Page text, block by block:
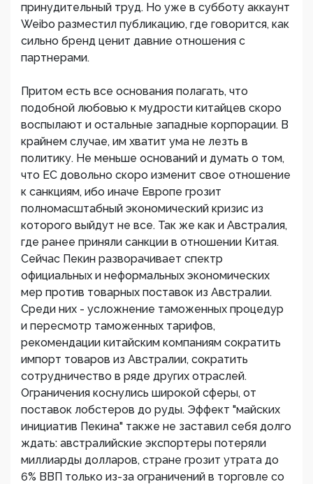
принудительный труд. Но уже в субботу аккаунт
Weibo разместил публикацию, где говорится, как
сильно бренд ценит давние отношения с
партнерами.
Притом есть все основания полагать, что
подобной любовью к мудрости китайцев скоро
воспылают и остальные западные корпорации. В
крайнем случае, им хватит ума не лезть в
политику. Не меньше оснований и думать о том,
что ЕС довольно скоро изменит свое отношение
к санкциям, ибо иначе Европе грозит
полномасштабный экономический кризис из
которого выйдут не все. Так же как и Австралия,
где ранее приняли санкции в отношении Китая.
Сейчас Пекин разворачивает спектр
официальных и неформальных экономических
мер против товарных поставок из Австралии.
Среди них - усложнение таможенных процедур
и пересмотр таможенных тарифов,
рекомендации китайским компаниям сократить
импорт товаров из Австралии, сократить
сотрудничество в ряде других отраслей.
Ограничения коснулись широкой сферы, от
поставок лобстеров до руды. Эффект "майских
инициатив Пекина" также не заставил себя долго
ждать: австралийские экспортеры потеряли
миллиарды долларов, стране грозит утрата до
6% ВВП только из-за ограничений в торговле со